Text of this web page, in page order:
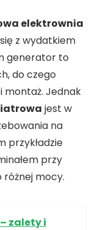
elektrownia
z wydatkiem
generator to
do czego
montaż. Jednak
jest w
na
przykładzie
przy
różnej mocy.
zalety i